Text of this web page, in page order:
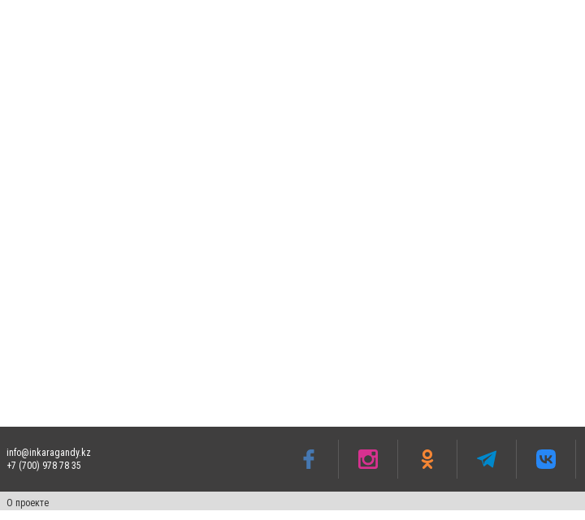
info@inkaragandy.kz
+7 (700) 978 78 35
О проекте